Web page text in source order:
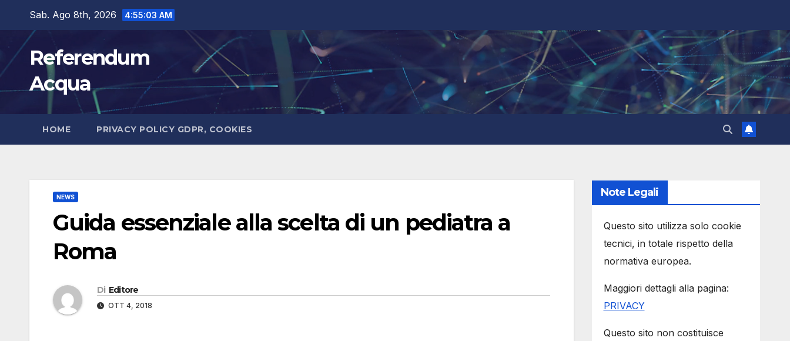
contenuto
Sab. Ago 8th, 2026 4:55:04 AM
Referendum
Acqua
HOME PRIVACY POLICY GDPR, COOKIES
NEWS
Guida essenziale alla scelta di un pediatra a
Roma
Di Editore
OTT 4, 2018
Note Legali
Questo sito utilizza solo cookie
tecnici, in totale rispetto della
normativa europea.
Maggiori dettagli alla pagina:
PRIVACY
Questo sito non costituisce